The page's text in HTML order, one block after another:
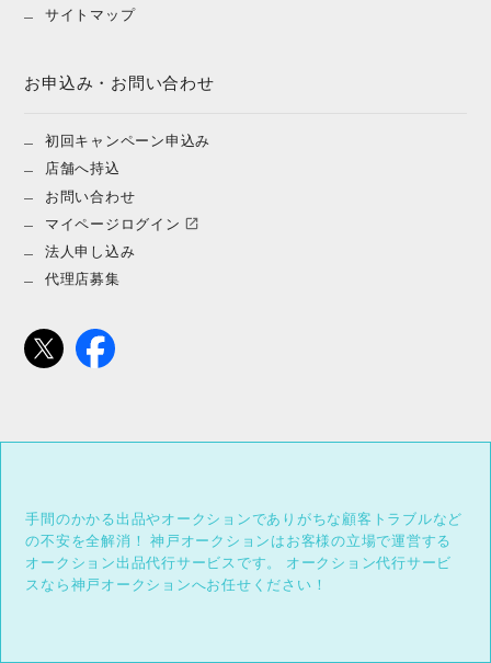
サイトマップ
お申込み・お問い合わせ
初回キャンペーン申込み
店舗へ持込
お問い合わせ
マイページログイン
法人申し込み
代理店募集
手間のかかる出品やオークションでありがちな顧客トラブルなど
の不安を全解消！
神戸オークションはお客様の立場で運営する
オークション出品代行サービスです。
オークション代行サービ
スなら神戸オークションへお任せください！